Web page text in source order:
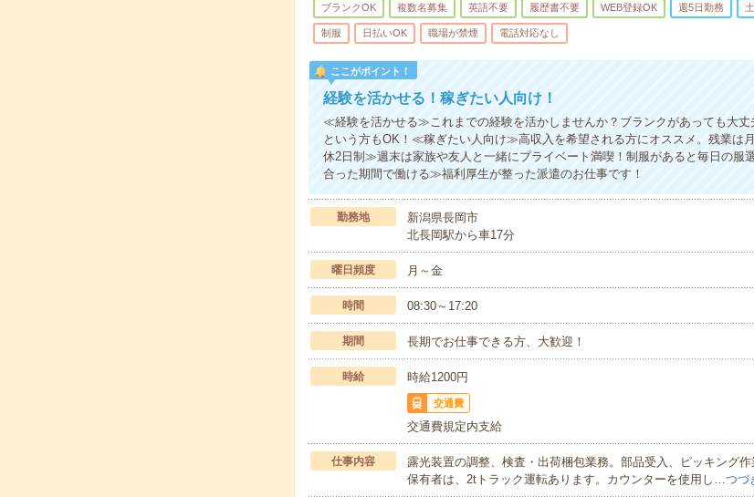
ブランクOK 複数名募集 英語不要 履歴書不要 WEB登録OK 週5日勤務
制服 日払いOK 職場が禁煙 電話対応なし
ここがポイント！
経験を活かせる！稼ぎたい人向け！
≪経験を活かせる≫これまでの経験を活かしませんか？ブランクがあっても大
という方もOK！≪稼ぎたい人向け≫高収入を希望される方にオススメ。残業は
休2日制≫週末は家族や友人と一緒にプライベート満喫！制服があると毎日の服
合った期間で働ける≫福利厚生が整った派遣のお仕事です！
勤務地
新潟県長岡市
北長岡駅から車17分
曜日頻度 月～金
時間 08:30～17:20
期間 長期でお仕事できる方、大歓迎！
時給 時給1200円
交通費
交通費規定内支給
仕事内容
露光装置の調整、検査・出荷梱包業務。部品受入、ピッキング
保有者は、2tトラック運転あります。カウンターを使用し…つづ